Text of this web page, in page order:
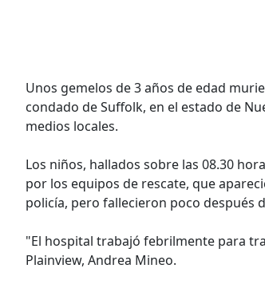
Unos gemelos de 3 años de edad
condado de Suffolk, en el estado de
medios locales.
Los niños, hallados sobre las 08.30
por los equipos de rescate, que
policía, pero fallecieron poco después
"El hospital trabajó febrilmente para
Plainview, Andrea Mineo.